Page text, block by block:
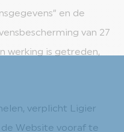
en de
van 27
werking is getreden,
verplicht Ligier
de Website vooraf te